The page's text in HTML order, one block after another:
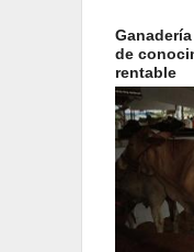
de
rentable